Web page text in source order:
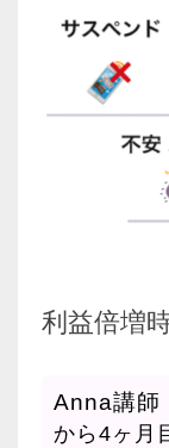
利益倍増
Anna講師
から4ヶ月